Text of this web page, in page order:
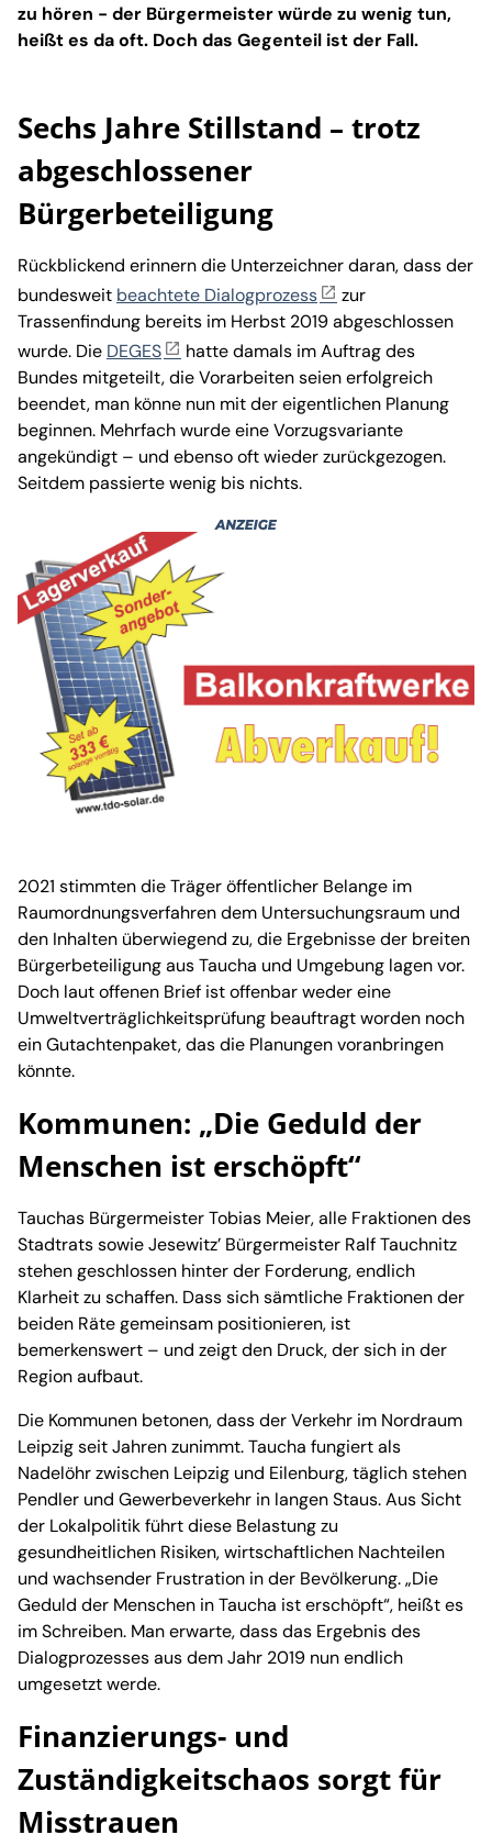
zu hören - der Bürgermeister würde zu wenig tun,
heißt es da oft. Doch das Gegenteil ist der Fall.
Sechs Jahre Stillstand – trotz
abgeschlossener
Bürgerbeteiligung
Rückblickend erinnern die Unterzeichner daran, dass der
bundesweit beachtete Dialogprozess
zur
Trassenfindung bereits im Herbst 2019 abgeschlossen
wurde. Die DEGES
hatte damals im Auftrag des
Bundes mitgeteilt, die Vorarbeiten seien erfolgreich
beendet, man könne nun mit der eigentlichen Planung
beginnen. Mehrfach wurde eine Vorzugsvariante
angekündigt – und ebenso oft wieder zurückgezogen.
Seitdem passierte wenig bis nichts.
2021 stimmten die Träger öffentlicher Belange im
Raumordnungsverfahren dem Untersuchungsraum und
den Inhalten überwiegend zu, die Ergebnisse der breiten
Bürgerbeteiligung aus Taucha und Umgebung lagen vor.
Doch laut offenen Brief ist offenbar weder eine
Umweltverträglichkeitsprüfung beauftragt worden noch
ein Gutachtenpaket, das die Planungen voranbringen
könnte.
Kommunen: „Die Geduld der
Menschen ist erschöpft“
Tauchas Bürgermeister Tobias Meier, alle Fraktionen des
Stadtrats sowie Jesewitz’ Bürgermeister Ralf Tauchnitz
stehen geschlossen hinter der Forderung, endlich
Klarheit zu schaffen. Dass sich sämtliche Fraktionen der
beiden Räte gemeinsam positionieren, ist
bemerkenswert – und zeigt den Druck, der sich in der
Region aufbaut.
Die Kommunen betonen, dass der Verkehr im Nordraum
Leipzig seit Jahren zunimmt. Taucha fungiert als
Nadelöhr zwischen Leipzig und Eilenburg, täglich stehen
Pendler und Gewerbeverkehr in langen Staus. Aus Sicht
der Lokalpolitik führt diese Belastung zu
gesundheitlichen Risiken, wirtschaftlichen Nachteilen
und wachsender Frustration in der Bevölkerung. „Die
Geduld der Menschen in Taucha ist erschöpft“, heißt es
im Schreiben. Man erwarte, dass das Ergebnis des
Dialogprozesses aus dem Jahr 2019 nun endlich
umgesetzt werde.
Finanzierungs- und
Zuständigkeitschaos sorgt für
Misstrauen